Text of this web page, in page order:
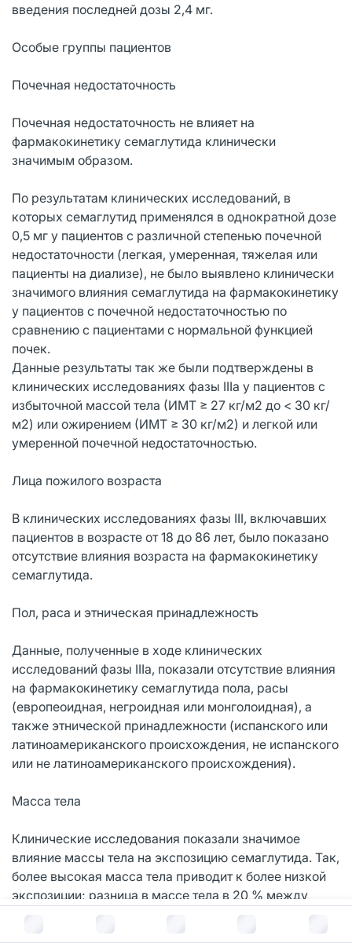
В корзину за руб.
введения последней дозы 2,4 мг.
Особые группы пациентов
Почечная недостаточность
Почечная недостаточность не влияет на
фармакокинетику семаглутида клинически
значимым образом.
По результатам клинических исследований, в
которых семаглутид применялся в однократной дозе
0,5 мг у пациентов с различной степенью почечной
недостаточности (легкая, умеренная, тяжелая или
пациенты на диализе), не было выявлено клинически
значимого влияния семаглутида на фармакокинетику
у пациентов с почечной недостаточностью по
сравнению с пациентами с нормальной функцией
почек.
Данные результаты так же были подтверждены в
клинических исследованиях фазы IIIа у пациентов с
избыточной массой тела (ИМТ ≥ 27 кг/м2 до < 30 кг/
м2) или ожирением (ИМТ ≥ 30 кг/м2) и легкой или
умеренной почечной недостаточностью.
Лица пожилого возраста
В клинических исследованиях фазы III, включавших
пациентов в возрасте от 18 до 86 лет, было показано
отсутствие влияния возраста на фармакокинетику
семаглутида.
Пол, раса и этническая принадлежность
Данные, полученные в ходе клинических
исследований фазы IIIа, показали отсутствие влияния
на фармакокинетику семаглутида пола, расы
(европеоидная, негроидная или монголоидная), а
также этнической принадлежности (испанского или
латиноамериканского происхождения, не испанского
или не латиноамериканского происхождения).
Масса тела
Клинические исследования показали значимое
влияние массы тела на экспозицию семаглутида. Так,
более высокая масса тела приводит к более низкой
экспозиции; разница в массе тела в 20 % между
пациентами приводит к разнице в экспозиции
примерно в 18 %. Еженедельная доза семаглутида